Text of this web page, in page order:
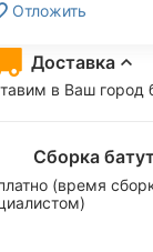
Отложить
Доставка
в Ваш город
Сборка
(время